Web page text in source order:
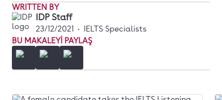
WRITTEN BY
IDP Staff
23/12/2021 •
IELTS Specialists
BU MAKALEYI PAYLAŞ